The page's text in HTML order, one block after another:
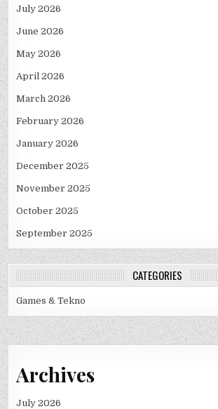
July 2026
June 2026
May 2026
April 2026
March 2026
February 2026
January 2026
December 2025
November 2025
October 2025
September 2025
CATEGORIES
Games & Tekno
Archives
July 2026